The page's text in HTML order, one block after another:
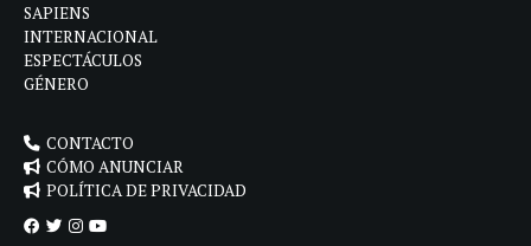
SAPIENS
INTERNACIONAL
ESPECTÁCULOS
GÉNERO
CONTACTO
CÓMO ANUNCIAR
POLÍTICA DE PRIVACIDAD